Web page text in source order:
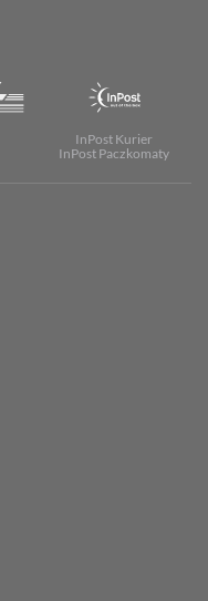
InPost Kurier
InPost Paczkomaty